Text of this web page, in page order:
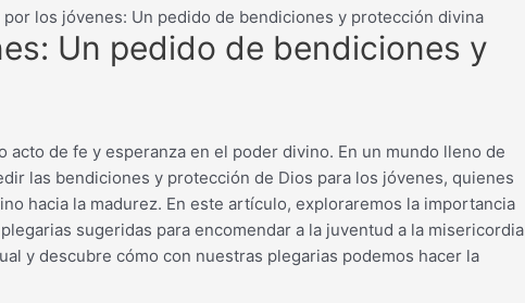
por los jóvenes: Un pedido de bendiciones y protección divina
Un pedido de bendiciones y
acto de fe y esperanza en el poder divino. En un mundo lleno de
las bendiciones y protección de Dios para los jóvenes, quienes
hacia la madurez. En este artículo, exploraremos la importancia
sugeridas para encomendar a la juventud a la misericordia
y descubre cómo con nuestras plegarias podemos hacer la